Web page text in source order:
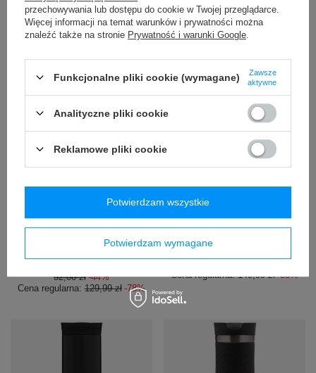
Cena regularna:149,99 zł
Bokserki oddychające męskie
SAXX DAYTRIPPER Boxer
29,00 zł / szt.
Najniższa cena produktu w
52,00 zł -44%
Cena regularna: 129,99 zł -78%
Kubek termiczny Contigo
West Loop Mini 300ml -
97,00 zł
Najniższa cena produktu w
okresie 30 dni przed
Cena regularna:149,99 zł -35%
przechowywania lub dostępu do cookie w Twojej przeglądarce.
Więcej informacji na temat warunków i prywatności można
znaleźć także na stronie Prywatność i warunki Google
Funkcjonalne pliki cookie (wymagane)
Zawsze
aktywne
Analityczne pliki cookie
Reklamowe pliki cookie
Potwierdzam wymagane
Potwierdzam wszystkie